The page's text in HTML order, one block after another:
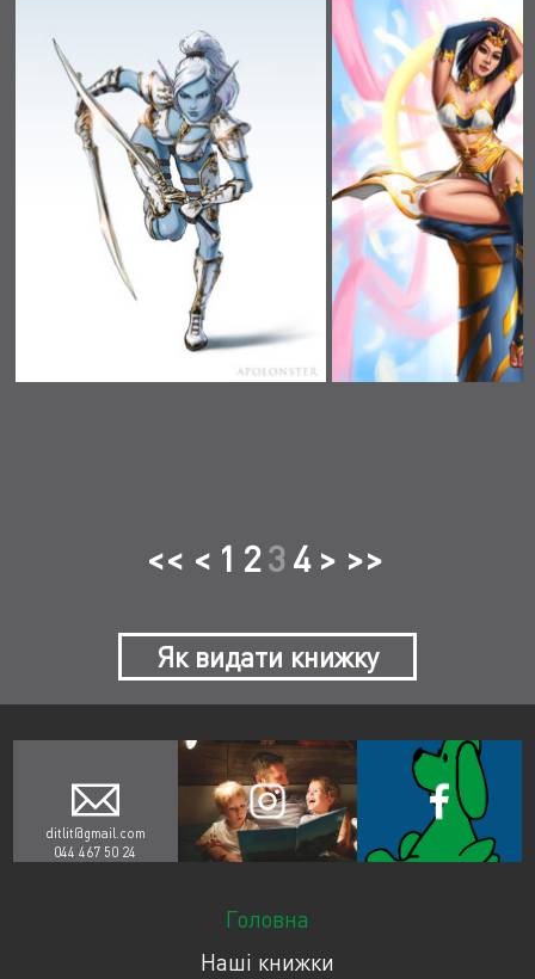
<< < 1 23 4 > >>
Як видати книжку
ditlit@gmail.com
044 467 50 24
Головна
Наші книжки